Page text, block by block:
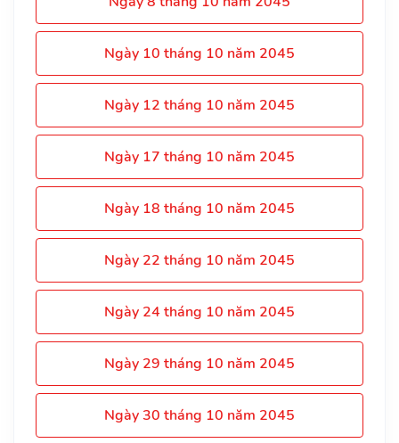
Ngày 10 tháng 10 năm 2045
Ngày 12 tháng 10 năm 2045
Ngày 17 tháng 10 năm 2045
Ngày 18 tháng 10 năm 2045
Ngày 22 tháng 10 năm 2045
Ngày 24 tháng 10 năm 2045
Ngày 29 tháng 10 năm 2045
Ngày 30 tháng 10 năm 2045